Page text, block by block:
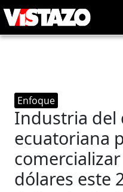
Enfoque
Industria del
ecuatoriana
dólares este